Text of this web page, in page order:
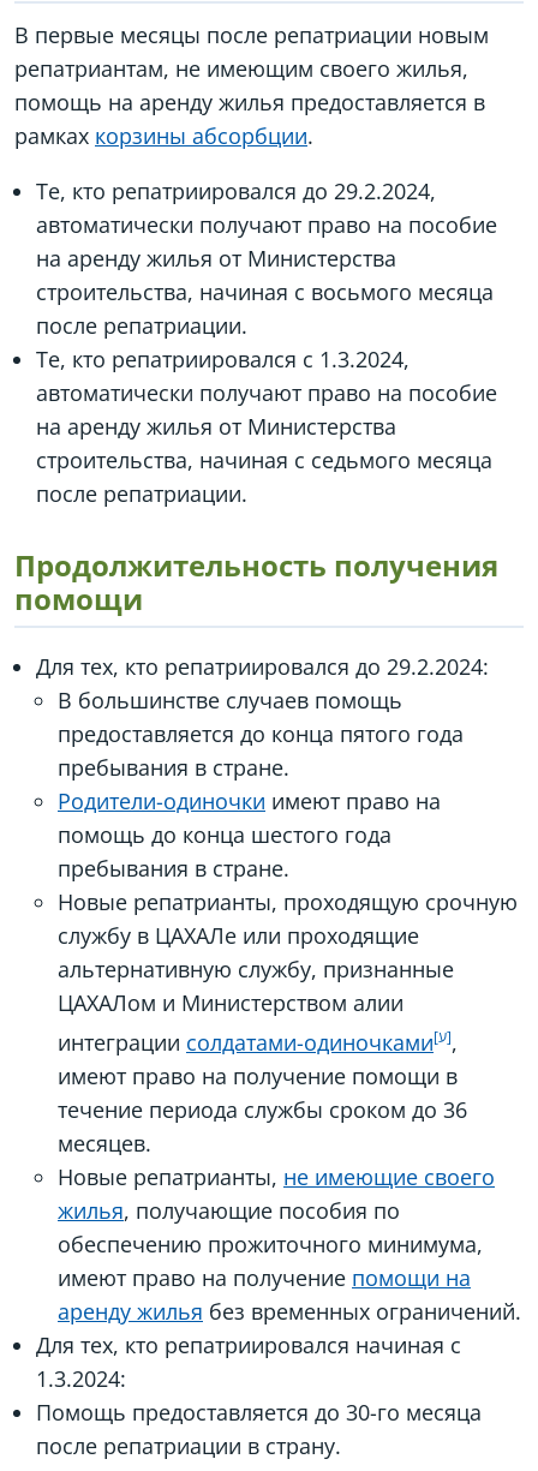
В первые месяцы после репатриации новым
репатриантам, не имеющим своего жилья,
помощь на аренду жилья предоставляется в
рамках корзины абсорбции.
Те, кто репатриировался до 29.2.2024,
автоматически получают право на пособие
на аренду жилья от Министерства
строительства, начиная с восьмого месяца
после репатриации.
Те, кто репатриировался с 1.3.2024,
автоматически получают право на пособие
на аренду жилья от Министерства
строительства, начиная с седьмого месяца
после репатриации.
Продолжительность получения
помощи
Для тех, кто репатриировался до 29.2.2024:
В большинстве случаев помощь
предоставляется до конца пятого года
пребывания в стране.
Родители-одиночки имеют право на
помощь до конца шестого года
пребывания в стране.
Новые репатрианты, проходящую срочную
службу в ЦАХАЛе или проходящие
альтернативную службу, признанные
ЦАХАЛом и Министерством алии
интеграции солдатами-одиночками
,
имеют право на получение помощи в
течение периода службы сроком до 36
месяцев.
Новые репатрианты, не имеющие своего
жилья, получающие пособия по
обеспечению прожиточного минимума,
имеют право на получение помощи на
аренду жилья без временных ограничений.
Для тех, кто репатриировался начиная с
1.3.2024:
Помощь предоставляется до 30-го месяца
после репатриации в страну.